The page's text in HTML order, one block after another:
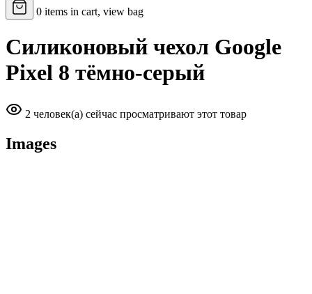
0 items in cart, view bag
Силиконовый чехол Google
Pixel 8 тёмно-серый
2 человек(а) сейчас просматривают этот товар
Images